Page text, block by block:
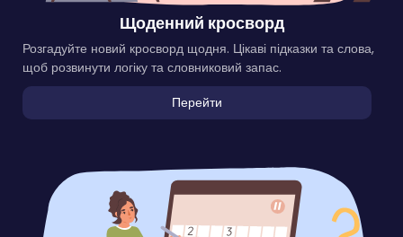
Щоденний кросворд
Розгадуйте новий кросворд щодня. Цікаві підказки та слова,
щоб розвинути логіку та словниковий запас.
Перейти